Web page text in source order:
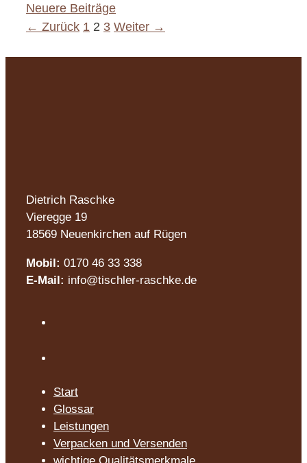
Neuere Beiträge
← Zurück Seite
1 Seite
2 Seite
3 Weiter →
Dietrich Raschke
Vieregge 19
18569 Neuenkirchen auf Rügen
Mobil: 0170 46 33 338
E-Mail: info@tischler-raschke.de
Start
Glossar
Leistungen
Verpacken und Versenden